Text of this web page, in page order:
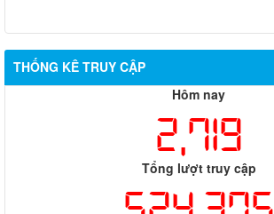
THỐNG KÊ TRUY CẬP
Hôm nay
2,719
Tổng lượt truy cập